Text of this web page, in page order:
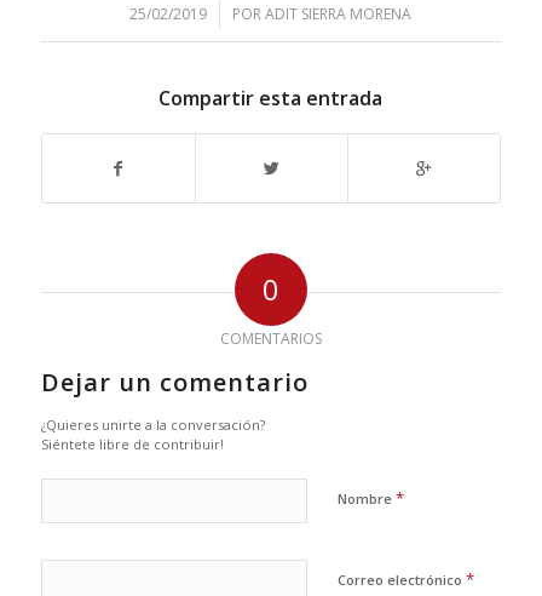
25/02/2019
/ PORADIT SIERRA MORENA
Compartir esta entrada
0
COMENTARIOS
Dejar un comentario
¿Quieres unirte a la conversación?
Siéntete libre de contribuir!
Nombre *
Correo electrónico *